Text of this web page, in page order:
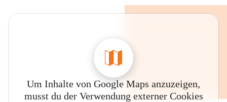
Um Inhalte von Google Maps anzuzeigen,
musst du der Verwendung externer Cookies